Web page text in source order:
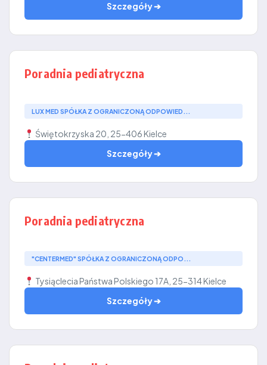
Szczegóły ➔
Poradnia pediatryczna
LUX MED SPÓŁKA Z OGRANICZONĄ ODPOWIED...
Świętokrzyska 20, 25-406 Kielce
Szczegóły ➔
Poradnia pediatryczna
"CENTERMED" SPÓŁKA Z OGRANICZONĄ ODPO...
Tysiąclecia Państwa Polskiego 17A, 25-314 Kielce
Szczegóły ➔